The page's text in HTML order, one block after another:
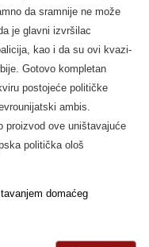
da sramnije ne može
je glavni izvršilac
kao i da su ovi kvazi-
Gotovo kompletan
postojeće političke
ambis.
proizvod ove uništavajuće
politička ološ
domaćeg